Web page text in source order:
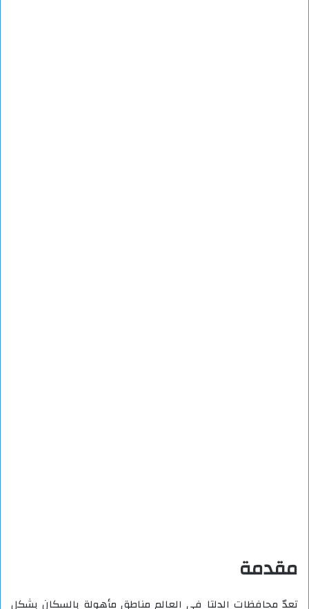
مقدمة
تعدّ محافظات الدلتا في العالم مناطق مأهولة بالسكان بشكل